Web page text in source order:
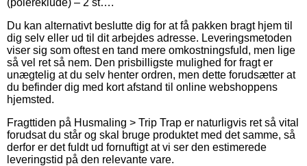
Du kan alternativt beslutte dig for at få pakken bragt hjem til
dig selv eller ud til dit arbejdes adresse. Leveringsmetoden
viser sig som oftest en tand mere omkostningsfuld, men lige
så vel ret så nem. Den prisbilligste mulighed for fragt er
unægtelig at du selv henter ordren, men dette forudsætter at
du befinder dig med kort afstand til online webshoppens
hjemsted.
Fragttiden på Husmaling > Trip Trap er naturligvis ret så vital
forudsat du står og skal bruge produktet med det samme, så
derfor er det fuldt ud fornuftigt at vi ser den estimerede
leveringstid på den relevante vare.